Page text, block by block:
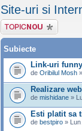
Site-uri si
Scrie un subiect
nou
Subiecte
Link-uri funny
de Oribilul Mosh
Realizare
de mishidane »
Esti platit sa
de bestpiro » Lun